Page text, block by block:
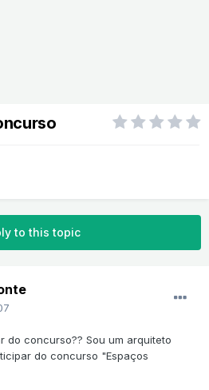
to this topic
do concurso?? Sou um arquiteto
do concurso "Espaços